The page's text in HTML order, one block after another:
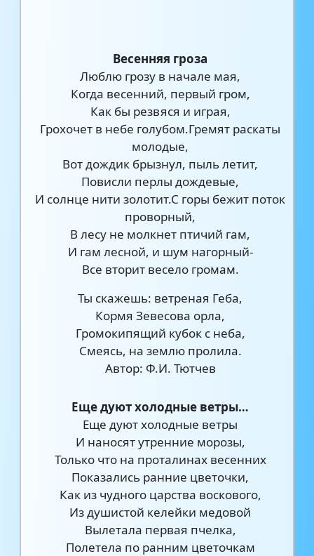
Весенняя гроза
Люблю грозу в начале мая,
Когда весенний, первый гром,
Как бы резвяся и играя,
Грохочет в небе голубом.Гремят раскаты
молодые,
Вот дождик брызнул, пыль летит,
Повисли перлы дождевые,
И солнце нити золотит.С горы бежит поток
проворный,
В лесу не молкнет птичий гам,
И гам лесной, и шум нагорный-
Все вторит весело громам.
Ты скажешь: ветреная Геба,
Кормя Зевесова орла,
Громокипящий кубок с неба,
Смеясь, на землю пролила.
Автор: Ф.И. Тютчев
Еще дуют холодные ветры…
Еще дуют холодные ветры
И наносят утренние морозы,
Только что на проталинах весенних
Показались ранние цветочки,
Как из чудного царства воскового,
Из душистой келейки медовой
Вылетала первая пчелка,
Полетела по ранним цветочкам